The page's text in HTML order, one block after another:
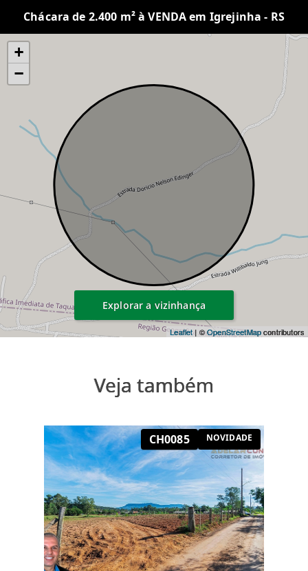
Chácara de 2.400 m² à VENDA em Igrejinha - RS
+
−
Leaflet| ©OpenStreetMapcontributors
Explorar a vizinhança
Veja também
CH0085 NOVIDADE